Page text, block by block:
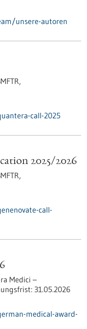
unsere-autoren
call-2025
2025/2026
call-
Medici –
31.05.2026
medical-award-